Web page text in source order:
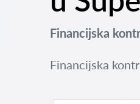
Financijska
Financijska